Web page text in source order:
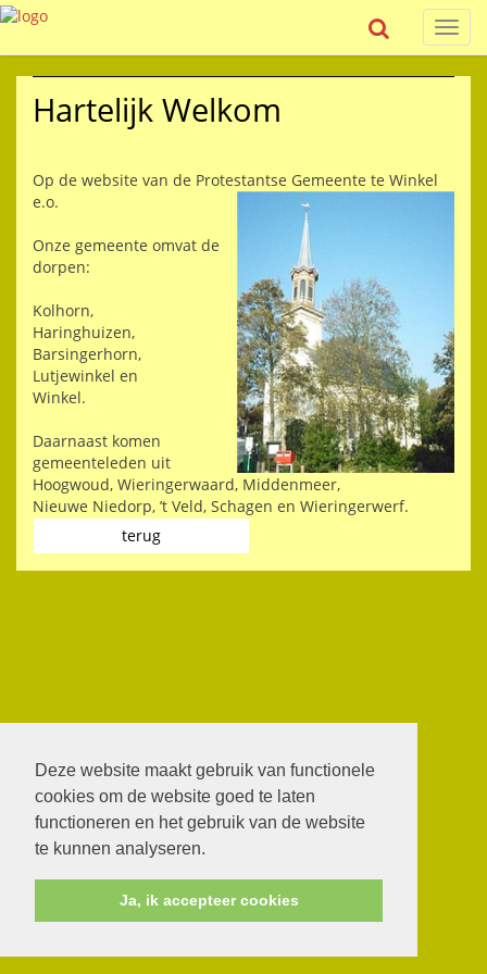
Deze website maakt gebruik van functionele
cookies om de website goed te laten
functioneren en het gebruik van de website
te kunnen analyseren.
Ja, ik accepteer cookies
Hartelijk Welkom
Op de website van de Protestantse Gemeente te Winkel
e.o.
Onze gemeente omvat de
dorpen:
Kolhorn,
Haringhuizen,
Barsingerhorn,
Lutjewinkel en
Winkel.
Daarnaast komen
gemeenteleden uit
Hoogwoud, Wieringerwaard, Middenmeer,
Nieuwe Niedorp, ’t Veld, Schagen en Wieringerwerf.
terug